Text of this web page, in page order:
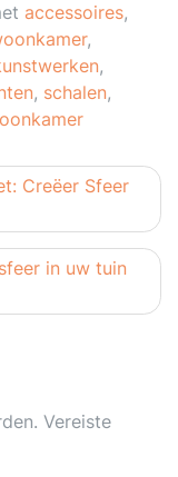
accessoires,
,
,
, schalen,
Creëer Sfeer
in uw tuin
Vereiste